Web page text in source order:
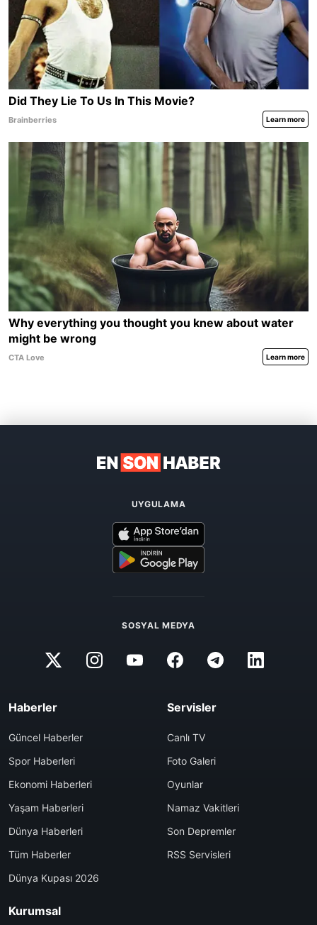
UYGULAMA
SOSYAL MEDYA
Haberler
Güncel Haberler
Spor Haberleri
Ekonomi Haberleri
Yaşam Haberleri
Dünya Haberleri
Tüm Haberler
Dünya Kupası 2026
Servisler
Canlı TV
Foto Galeri
Oyunlar
Namaz Vakitleri
Son Depremler
RSS Servisleri
Kurumsal